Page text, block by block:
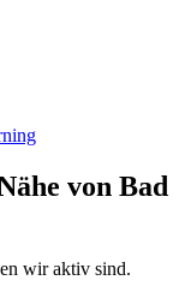
von Bad
wir aktiv sind.